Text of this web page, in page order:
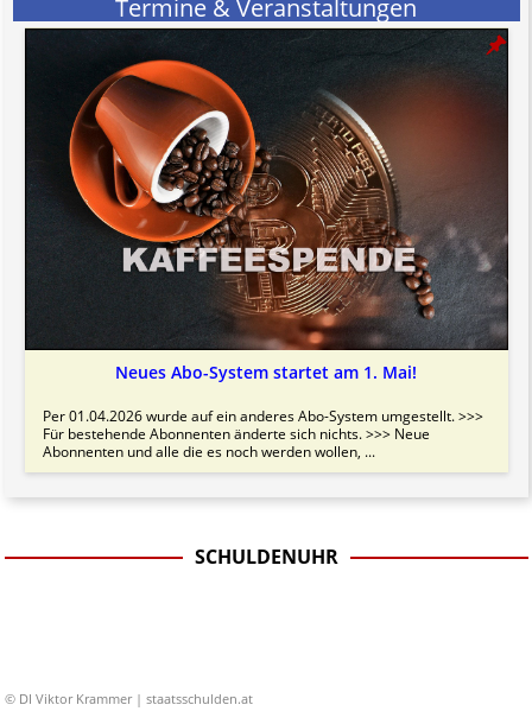
Termine & Veranstaltungen
Neues Abo-System startet am 1. Mai!
Per 01.04.2026 wurde auf ein anderes Abo-System umgestellt. >>>
Für bestehende Abonnenten änderte sich nichts. >>> Neue
Abonnenten und alle die es noch werden wollen, ...
SCHULDENUHR
© DI Viktor Krammer | staatsschulden.at